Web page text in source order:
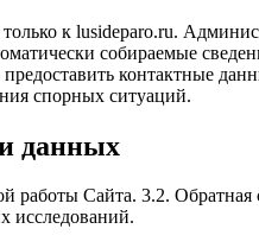
к lusideparo.ru.
собираемые
контактные
спорных ситуаций.
данных
работы Сайта. 3.2.
исследований.